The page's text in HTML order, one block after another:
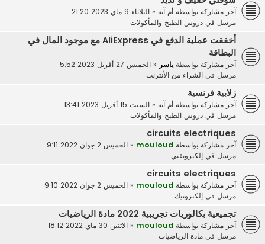
آخر مشاركة بواسطة أم آية« الثلاثاء 9 ماي 2023 21:20
مرسل في دروس الطبخ والمأكولات
أخفقت عملية الدفع في AliExpress مع موجود المال في
البطاقة
آخر مشاركة بواسطة ياسر« الخميس 27 أفريل 2023 5:52
مرسل في الشراء من الأنترنت
زلابية فرنسية
آخر مشاركة بواسطة أم آية« السبت 15 أفريل 2023 13:41
مرسل في دروس الطبخ والمأكولات
circuits electriques
آخر مشاركة بواسطة mouloud
« الخميس 2 جوان 2022 9:11
مرسل في إلكتروتقني
circuits electriques
آخر مشاركة بواسطة mouloud
« الخميس 2 جوان 2022 9:10
مرسل في إلكترونيك
تجميعية بكالوريات تجريبية 2022 مادة الرياضيات
آخر مشاركة بواسطة mouloud
« الاثنين 30 ماي 2022 18:12
مرسل في مادة الرياضيات